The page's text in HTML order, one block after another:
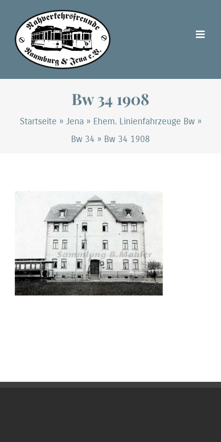
Inhalt
springen
Bw 34 1908
Startseite » Jena » Ehem. Linienfahrzeuge Bw»
Bw 34 » Bw 34 1908